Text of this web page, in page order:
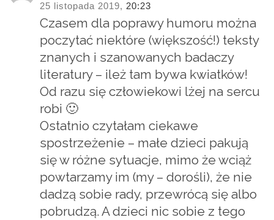
25 listopada 2019, 20:23
Czasem dla poprawy humoru można
poczytać niektóre (większość!) teksty
znanych i szanowanych badaczy
literatury – ileż tam bywa kwiatków!
Od razu się człowiekowi lżej na sercu
robi 🙂
Ostatnio czytałam ciekawe
spostrzeżenie – małe dzieci pakują
się w różne sytuacje, mimo że wciąż
powtarzamy im (my – dorośli), że nie
dadzą sobie rady, przewrócą się albo
pobrudzą. A dzieci nic sobie z tego